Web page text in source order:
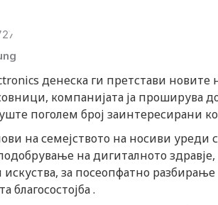
денеска ги претстави новите
компанијата ја проширува
поголем број заинтересирани
на семејството на носиви уреди
на дигиталното
искуства, за посеопфатно
благосостојба .